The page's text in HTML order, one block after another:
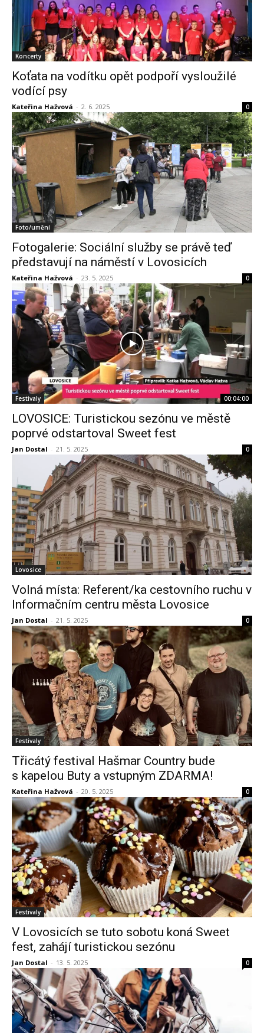
Koncerty
Koťata na vodítku opět podpoří vysloužilé
vodící psy
Kateřina Hažvová - 2. 6. 2025 0
Foto/umění
Fotogalerie: Sociální služby se právě teď
představují na náměstí v Lovosicích
Kateřina Hažvová - 23. 5. 2025 0
Festivaly 00:04:00
LOVOSICE: Turistickou sezónu ve městě
poprvé odstartoval Sweet fest
Jan Dostal - 21. 5. 2025 0
Lovosice
Volná místa: Referent/ka cestovního ruchu v
Informačním centru města Lovosice
Jan Dostal - 21. 5. 2025 0
Festivaly
Třicátý festival Hašmar Country bude
s kapelou Buty a vstupným ZDARMA!
Kateřina Hažvová - 20. 5. 2025 0
Festivaly
V Lovosicích se tuto sobotu koná Sweet
fest, zahájí turistickou sezónu
Jan Dostal - 13. 5. 2025 0